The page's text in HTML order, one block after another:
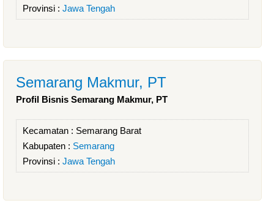
Provinsi : Jawa Tengah
Semarang Makmur, PT
Profil Bisnis Semarang Makmur, PT
Kecamatan : Semarang Barat
Kabupaten : Semarang
Provinsi : Jawa Tengah